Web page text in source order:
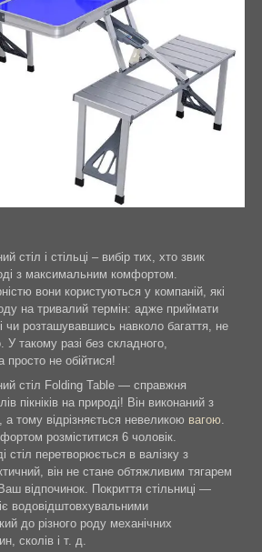
стіл і стільці – вибір тих, хто звик
з максимальним комфортом.
вони користуються у компаній, які
на тривалий термін: адже приймати
чи розташувавшись навколо багаття, не
У такому разі без складного,
просто не обійтися!
стіл Folding Table — справжня
пікніків на природі! Він виконаний з
а тому відрізняється невеликою вагою.
розміститися 6 чоловік.
стіл перетворюється в валізку з
він не стане обтяжливим тягарем
відпочинок. Покриття стільниці —
водовідштовхувальними
до різного роду механічних
сколів і т. д.